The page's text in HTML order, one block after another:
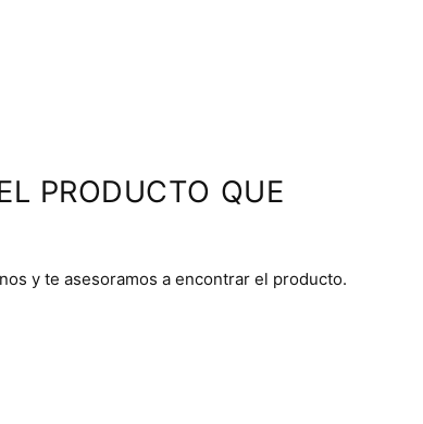
PRODUCTO QUE
y te asesoramos a encontrar el producto.